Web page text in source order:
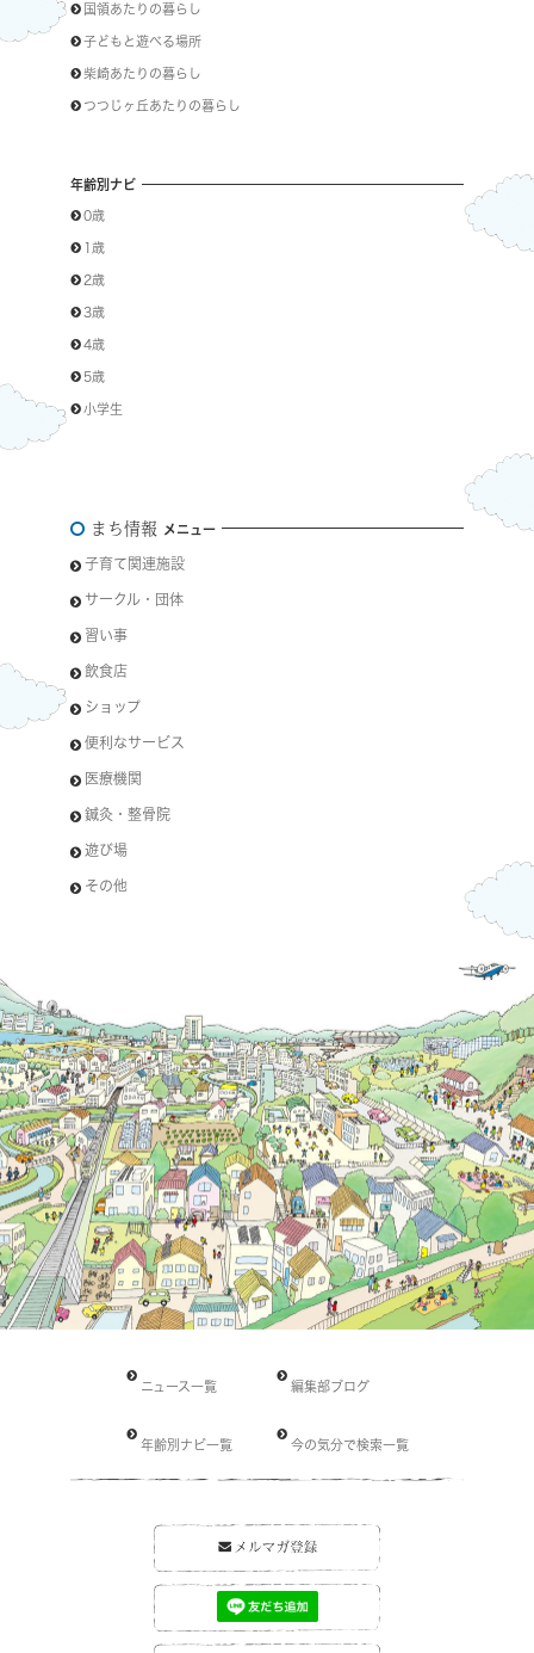
国領あたりの暮らし
子どもと遊べる場所
柴崎あたりの暮らし
つつじヶ丘あたりの暮らし
年齢別ナビ
0歳
1歳
2歳
3歳
4歳
5歳
小学生
まち情報 メニュー
子育て関連施設
サークル・団体
習い事
飲食店
ショップ
便利なサービス
医療機関
鍼灸・整骨院
遊び場
その他
ニュース一覧 編集部ブログ
年齢別ナビ一覧 今の気分で検索一覧